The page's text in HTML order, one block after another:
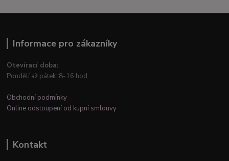
Informace pro zákazníky
Otevírací doba:
Pondělí až pátek: 8-16 hod.
Obchodní podmínky
Online odstoupení od kupní smlouvy
Kontakt